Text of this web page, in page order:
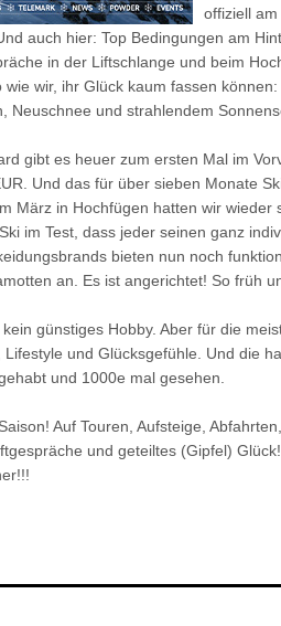
offiziell
auch hier: Top Bedingungen am
in der Liftschlange und beim
wie wir, ihr Glück kaum fassen
Neuschnee und strahlendem
gibt es heuer zum ersten Mal im
Und das für über sieben Monate
März in Hochfügen hatten wir wieder
im Test, dass jeder seinen ganz
bieten nun noch
an. Es ist angerichtet! So früh
günstiges Hobby. Aber für die
Lifestyle und Glücksgefühle. Und die
und 1000e mal gesehen.
Auf Touren, Aufsteige,
und geteiltes (Gipfel)